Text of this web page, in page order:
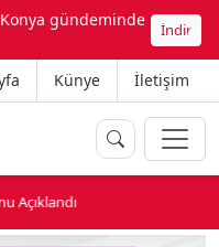
gündeminde
İndir
Künye İletişim